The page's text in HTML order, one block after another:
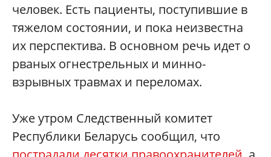
человек. Есть пациенты, поступившие в
тяжелом состоянии, и пока неизвестна
их перспектива. В основном речь идет о
рваных огнестрельных и минно-
взрывных травмах и переломах.
Уже утром Следственный комитет
Республики Беларусь сообщил, что